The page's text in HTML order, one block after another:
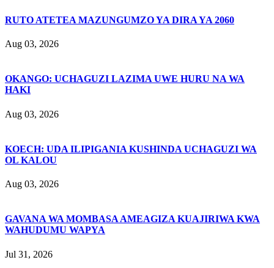
RUTO ATETEA MAZUNGUMZO YA DIRA YA 2060
Aug 03, 2026
OKANGO: UCHAGUZI LAZIMA UWE HURU NA WA
HAKI
Aug 03, 2026
KOECH: UDA ILIPIGANIA KUSHINDA UCHAGUZI WA
OL KALOU
Aug 03, 2026
GAVANA WA MOMBASA AMEAGIZA KUAJIRIWA KWA
WAHUDUMU WAPYA
Jul 31, 2026